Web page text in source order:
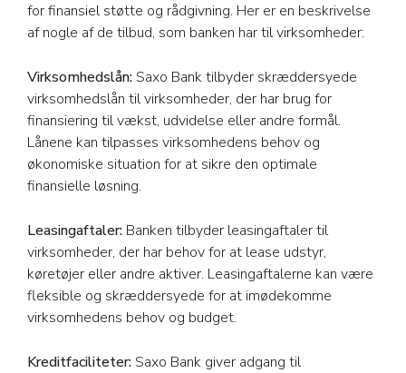
for finansiel støtte og rådgivning. Her er en beskrivelse
af nogle af de tilbud, som banken har til virksomheder:
Virksomhedslån: Saxo Bank tilbyder skræddersyede
virksomhedslån til virksomheder, der har brug for
finansiering til vækst, udvidelse eller andre formål.
Lånene kan tilpasses virksomhedens behov og
økonomiske situation for at sikre den optimale
finansielle løsning.
Leasingaftaler: Banken tilbyder leasingaftaler til
virksomheder, der har behov for at lease udstyr,
køretøjer eller andre aktiver. Leasingaftalerne kan være
fleksible og skræddersyede for at imødekomme
virksomhedens behov og budget.
Kreditfaciliteter: Saxo Bank giver adgang til